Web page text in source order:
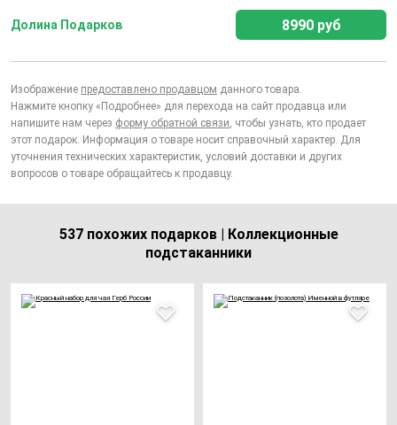
Долина Подарков 8990 руб
Изображение предоставлено продавцом данного товара.
Нажмите кнопку «Подробнее» для перехода на сайт продавца или
напишите нам через форму обратной связи, чтобы узнать, кто продает
этот подарок. Информация о товаре носит справочный характер. Для
уточнения технических характеристик, условий доставки и других
вопросов о товаре обращайтесь к продавцу.
537 похожих подарков | Коллекционные
подстаканники